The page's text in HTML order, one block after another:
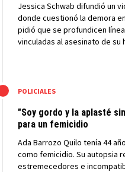
Jessica Schwab difundió un
donde cuestionó la demora
pidió que se profundicen
vinculadas al asesinato de su
POLICIALES
"Soy gordo y la aplasté
para un femicidio
Ada Barrozo Quilo tenía 44
como femicidio. Su autopsia
estremecedores e